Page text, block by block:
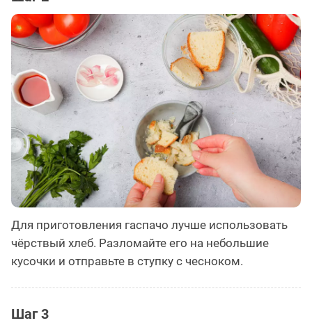
Для приготовления гаспачо лучше использовать
чёрствый хлеб. Разломайте его на небольшие
кусочки и отправьте в ступку с чесноком.
Шаг 3